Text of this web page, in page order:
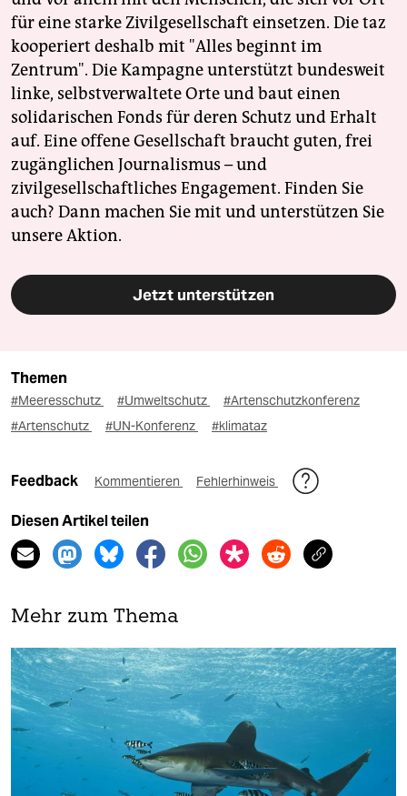
für eine starke Zivilgesellschaft einsetzen. Die taz
kooperiert deshalb mit "Alles beginnt im
Zentrum". Die Kampagne unterstützt bundesweit
linke, selbstverwaltete Orte und baut einen
solidarischen Fonds für deren Schutz und Erhalt
auf. Eine offene Gesellschaft braucht guten, frei
zugänglichen Journalismus – und
zivilgesellschaftliches Engagement. Finden Sie
auch? Dann machen Sie mit und unterstützen Sie
unsere Aktion.
Jetzt unterstützen
Themen
#Meeresschutz #Umweltschutz
#Artenschutzkonferenz
#Artenschutz
#UN-Konferenz #klimataz
Feedback Kommentieren Fehlerhinweis
Diesen Artikel teilen
Mehr zum Thema